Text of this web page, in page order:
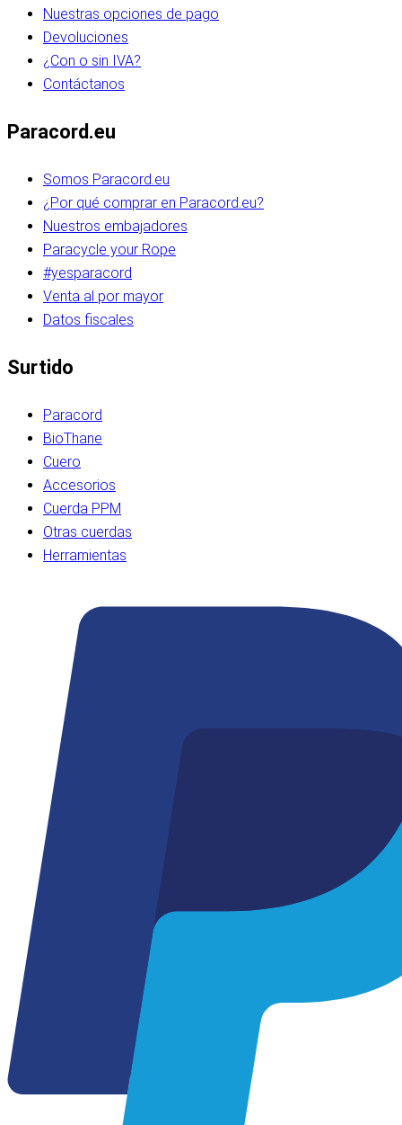
Nuestras opciones de pago
Devoluciones
¿Con o sin IVA?
Contáctanos
Paracord.eu
Somos Paracord.eu
¿Por qué comprar en Paracord.eu?
Nuestros embajadores
Paracycle your Rope
#yesparacord
Venta al por mayor
Datos fiscales
Surtido
Paracord
BioThane
Cuero
Accesorios
Cuerda PPM
Otras cuerdas
Herramientas